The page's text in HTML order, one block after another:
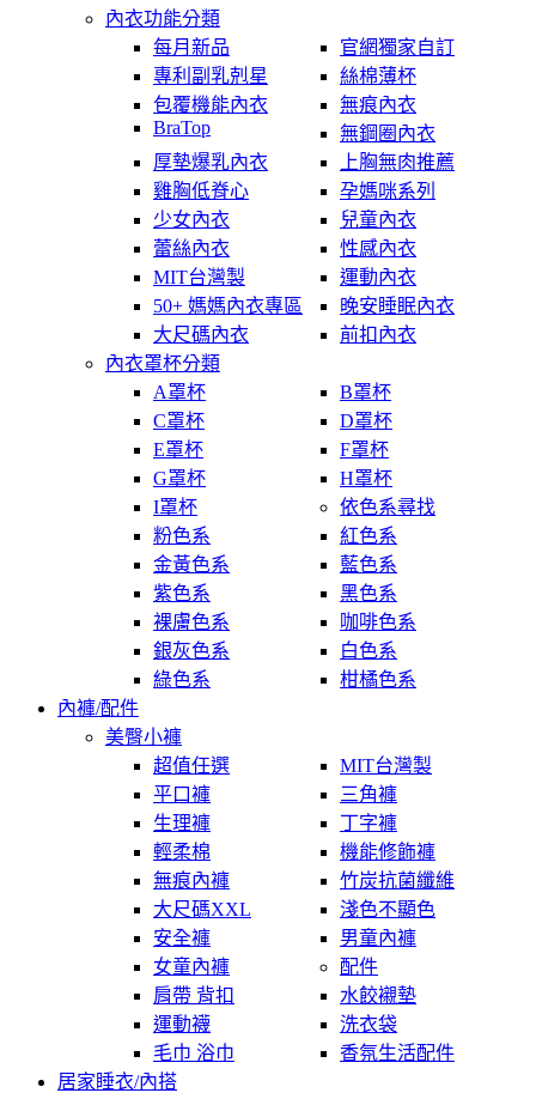
內衣功能分類
每月新品
官網獨家自訂
專利副乳剋星
絲棉薄杯
包覆機能內衣
無痕內衣
BraTop
無鋼圈內衣
厚墊爆乳內衣
上胸無肉推薦
雞胸低脊心
孕媽咪系列
少女內衣
兒童內衣
蕾絲內衣
性感內衣
MIT台灣製
運動內衣
50+ 媽媽內衣專區
晚安睡眠內衣
大尺碼內衣
前扣內衣
內衣罩杯分類
A罩杯
B罩杯
C罩杯
D罩杯
E罩杯
F罩杯
G罩杯
H罩杯
I罩杯
依色系尋找
粉色系
紅色系
金黃色系
藍色系
紫色系
黑色系
裸膚色系
咖啡色系
銀灰色系
白色系
綠色系
柑橘色系
內褲/配件
美臀小褲
超值任選
MIT台灣製
平口褲
三角褲
生理褲
丁字褲
輕柔棉
機能修飾褲
無痕內褲
竹炭抗菌纖維
大尺碼XXL
淺色不顯色
安全褲
男童內褲
女童內褲
配件
肩帶 背扣
水餃襯墊
運動襪
洗衣袋
毛巾 浴巾
香氛生活配件
居家睡衣/內搭